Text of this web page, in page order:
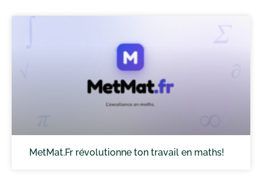
MetMat.Fr révolutionne ton travail en maths!